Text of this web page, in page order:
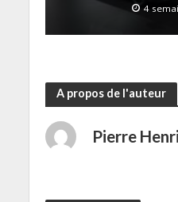
4
A propos de l'auteur
Pierre